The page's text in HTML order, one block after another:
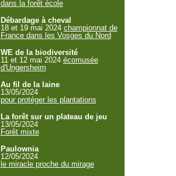
dans la forêt école
Débardage à cheval
18 et 19 mai 2024 championnat de
France dans les Vosges du Nord
WE de la biodiversité
11 et 12 mai 2024 écomusée
d'Ungersheim
Au fil de la laine
13/05/2024
pour protéger les plantations
La forêt sur un plateau de jeu
13/05/2024
Forêt mixte
Paulownia
12/05/2024
le miracle proche du mirage